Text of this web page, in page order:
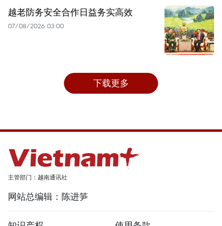
越老防务安全合作日益务实高效
07/08/2026 03:00
下载更多
主管部门：越南通讯社
网站总编辑：陈进笋